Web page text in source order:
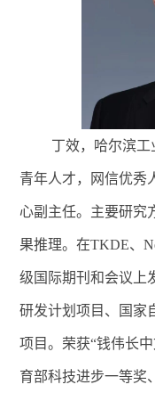
丁效，哈尔滨
青年人才，网信优秀
心副主任。主要研究
果推理。在TKDE、
级国际期刊和会议上
研发计划项目、国家
项目。荣获“钱伟长
育部科技进步一等奖